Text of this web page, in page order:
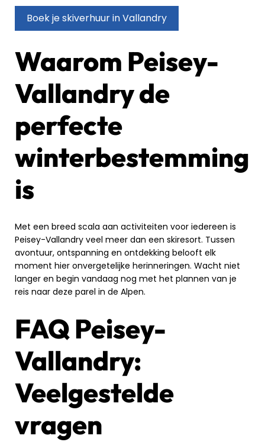
Boek je skiverhuur in Vallandry
Waarom Peisey-
Vallandry de
perfecte
winterbestemming
is
Met een breed scala aan activiteiten voor iedereen is
Peisey-Vallandry veel meer dan een skiresort. Tussen
avontuur, ontspanning en ontdekking belooft elk
moment hier onvergetelijke herinneringen. Wacht niet
langer en begin vandaag nog met het plannen van je
reis naar deze parel in de Alpen.
FAQ Peisey-
Vallandry:
Veelgestelde
vragen